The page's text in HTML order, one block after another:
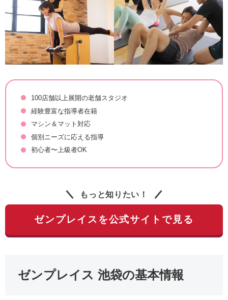
100店舗以上展開の老舗スタジオ
経験豊富な指導者在籍
マシン＆マット対応
個別ニーズに応える指導
初心者〜上級者OK
もっと知りたい！
ゼンプレイスを公式サイトで見る
ゼンプレイス 池袋の基本情報